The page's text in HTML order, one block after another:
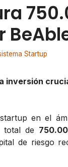
Startup
inversión
en el
total de
de riesgo